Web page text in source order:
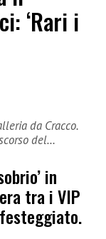
‘Rari i
da Cracco.
del…
in
tra i VIP